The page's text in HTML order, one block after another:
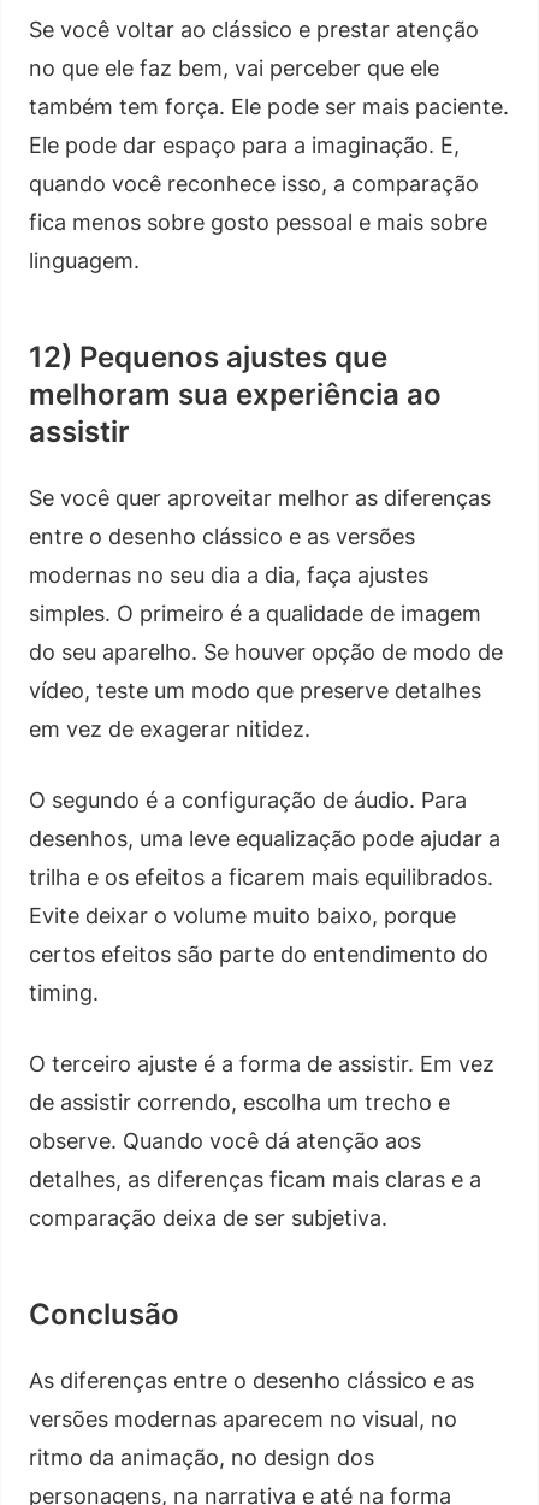
Se você voltar ao clássico e prestar atenção
no que ele faz bem, vai perceber que ele
também tem força. Ele pode ser mais paciente.
Ele pode dar espaço para a imaginação. E,
quando você reconhece isso, a comparação
fica menos sobre gosto pessoal e mais sobre
linguagem.
12) Pequenos ajustes que
melhoram sua experiência ao
assistir
Se você quer aproveitar melhor as diferenças
entre o desenho clássico e as versões
modernas no seu dia a dia, faça ajustes
simples. O primeiro é a qualidade de imagem
do seu aparelho. Se houver opção de modo de
vídeo, teste um modo que preserve detalhes
em vez de exagerar nitidez.
O segundo é a configuração de áudio. Para
desenhos, uma leve equalização pode ajudar a
trilha e os efeitos a ficarem mais equilibrados.
Evite deixar o volume muito baixo, porque
certos efeitos são parte do entendimento do
timing.
O terceiro ajuste é a forma de assistir. Em vez
de assistir correndo, escolha um trecho e
observe. Quando você dá atenção aos
detalhes, as diferenças ficam mais claras e a
comparação deixa de ser subjetiva.
Conclusão
As diferenças entre o desenho clássico e as
versões modernas aparecem no visual, no
ritmo da animação, no design dos
personagens, na narrativa e até na forma